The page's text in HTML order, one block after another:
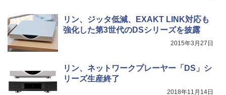
リン、ジッタ低減、EXAKT LINK対応も
強化した第3世代のDSシリーズを披露
2015年3月27日
リン、ネットワークプレーヤー「DS」シ
リーズ生産終了
2018年11月14日